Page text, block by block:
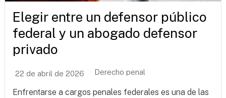
Elegir entre un defensor público
federal y un abogado defensor
privado
22 de abril de 2026 Derecho penal
Enfrentarse a cargos penales federales es una de las